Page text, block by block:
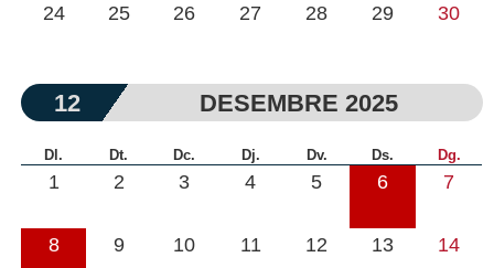
24 25 26 27 28 29 30
12 DESEMBRE 2025
Dl. Dt. Dc. Dj. Dv. Ds. Dg.
1 2 3 4 5 6 7
8 9 10 11 12 13 14